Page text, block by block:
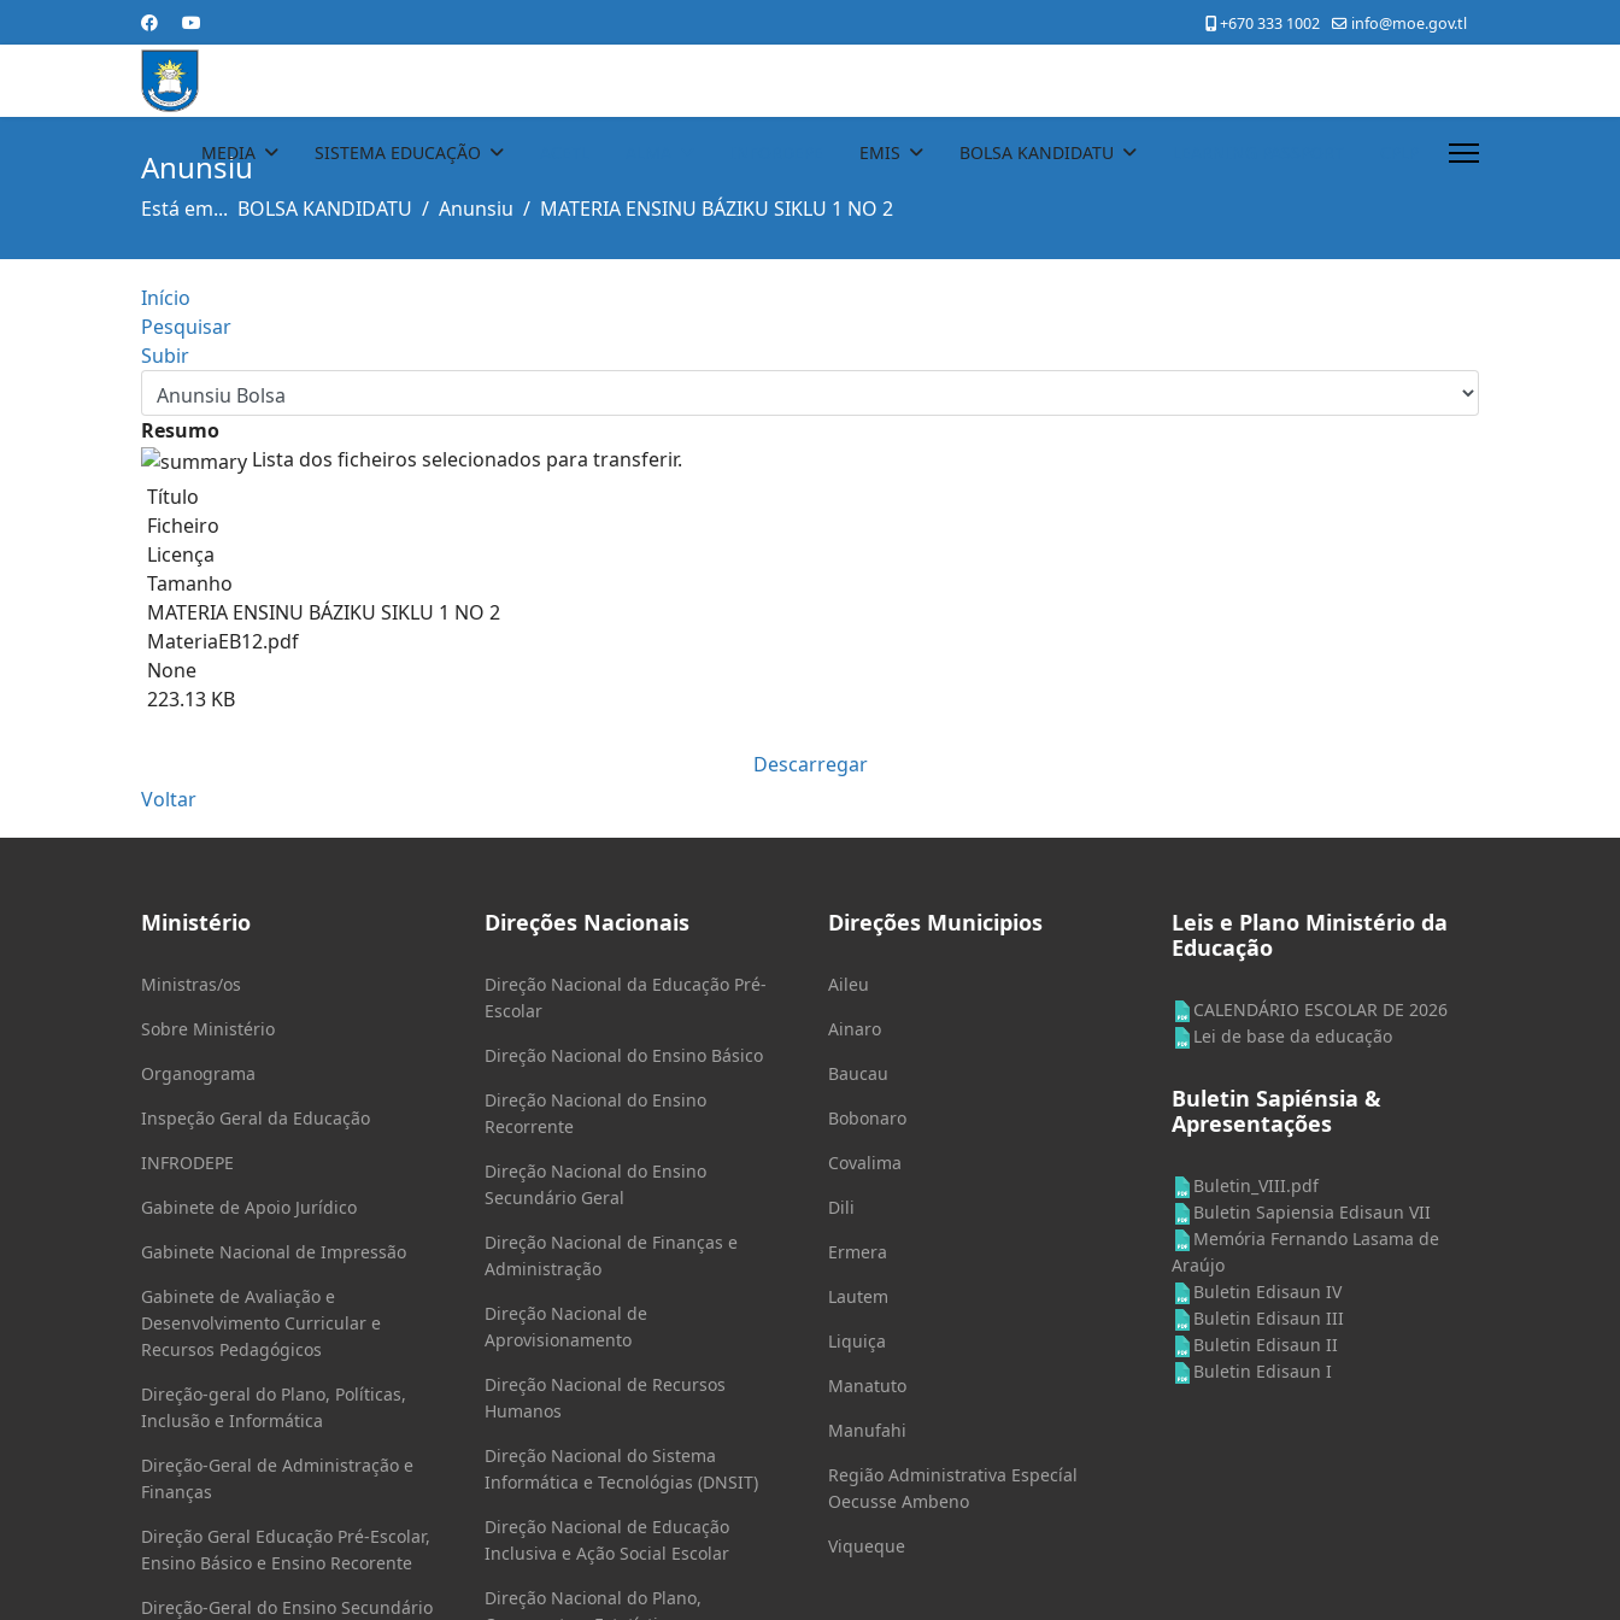
+670 333 1002 info@moe.gov.tl
MEDIA SISTEMA EDUCAÇÃO EMIS BOLSA KANDIDATU
Anunsiu
Está em... BOLSA KANDIDATU Anunsiu MATERIA ENSINU BÁZIKU SIKLU 1 NO 2
Início
Pesquisar
Subir
Resumo
Lista dos ficheiros selecionados para transferir.
Título
Ficheiro
Licença
Tamanho
MATERIA ENSINU BÁZIKU SIKLU 1 NO 2
MateriaEB12.pdf
None
223.13 KB
Descarregar
Voltar
Ministério
Ministras/os
Sobre Ministério
Organograma
Inspeção Geral da Educação
INFRODEPE
Gabinete de Apoio Jurídico
Gabinete Nacional de Impressão
Gabinete de Avaliação e
Desenvolvimento Curricular e
Recursos Pedagógicos
Direção-geral do Plano, Políticas,
Inclusão e Informática
Direção-Geral de Administração e
Finanças
Direção Geral Educação Pré-Escolar,
Ensino Básico e Ensino Recorente
Direção-Geral do Ensino Secundário
Direções Nacionais
Direção Nacional da Educação Pré-
Escolar
Direção Nacional do Ensino Básico
Direção Nacional do Ensino
Recorrente
Direção Nacional do Ensino
Secundário Geral
Direção Nacional de Finanças e
Administração
Direção Nacional de
Aprovisionamento
Direção Nacional de Recursos
Humanos
Direção Nacional do Sistema
Informática e Tecnológias (DNSIT)
Direção Nacional de Educação
Inclusiva e Ação Social Escolar
Direção Nacional do Plano,
Direções Municipios
Aileu
Ainaro
Baucau
Bobonaro
Covalima
Dili
Ermera
Lautem
Liquiça
Manatuto
Manufahi
Região Administrativa Especíal
Oecusse Ambeno
Viqueque
Leis e Plano Ministério da
Educação
CALENDÁRIO ESCOLAR DE 2026
Lei de base da educação
Buletin Sapiénsia &
Apresentações
Buletin_VIII.pdf
Buletin Sapiensia Edisaun VII
Memória Fernando Lasama de
Araújo
Buletin Edisaun IV
Buletin Edisaun III
Buletin Edisaun II
Buletin Edisaun I